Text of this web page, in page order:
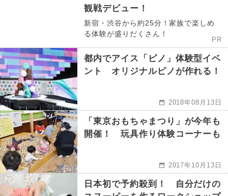
観戦デビュー！
新宿・渋谷から約25分！家族で楽しめ
る体験が盛りだくさん！
PR
都内でアイス「ピノ」体験型イベ
ント オリジナルピノが作れる！
2018年08月13日
「東京おもちゃまつり」が今年も
開催！ 玩具作り体験コーナーも
2017年10月13日
日本初で予約殺到！ 自分だけの